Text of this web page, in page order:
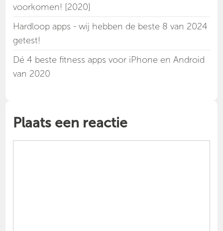
voorkomen! [2020]
Hardloop apps - wij hebben de beste 8 van 2024
getest!
Dé 4 beste fitness apps voor iPhone en Android
van 2020
Plaats een reactie